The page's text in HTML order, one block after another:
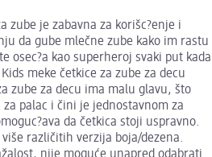
zube je zabavna za korišc?enje i
da gube mlečne zube kako im rastu
osec?a kao superheroj svaki put kada
meke četkice za zube za decu
zube za decu ima malu glavu, što
palac i čini je jednostavnom za
da četkica stoji uspravno.
različitih verzija boja/dezena.